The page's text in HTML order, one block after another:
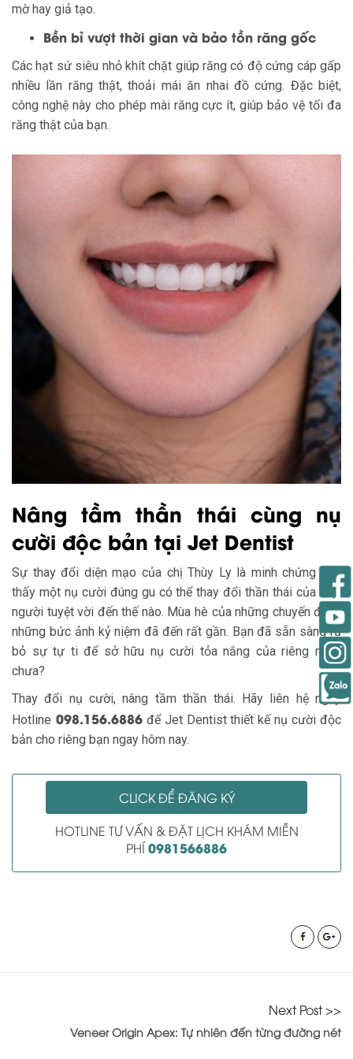
mờ hay giả tạo.
Bền bỉ vượt thời gian và bảo tồn răng gốc
Các hạt sứ siêu nhỏ khít chặt giúp răng có độ cứng cáp gấp
nhiều lần răng thật, thoải mái ăn nhai đồ cứng. Đặc biệt,
công nghệ này cho phép mài răng cực ít, giúp bảo vệ tối đa
răng thật của bạn.
Nâng tầm thần thái cùng nụ
cười độc bản tại Jet Dentist
Sự thay đổi diện mạo của chị Thùy Ly là minh chứng cho
thấy một nụ cười đúng gu có thể thay đổi thần thái của một
người tuyệt vời đến thế nào. Mùa hè của những chuyến đi và
những bức ảnh kỷ niệm đã đến rất gần. Bạn đã sẵn sàng rũ
bỏ sự tự ti để sở hữu nụ cười tỏa nắng của riêng mình
chưa?
Thay đổi nụ cười, nâng tầm thần thái. Hãy liên hệ ngay
Hotline 098.156.6886để Jet Dentist thiết kế nụ cười độc
bản cho riêng bạn ngay hôm nay.
CLICK ĐỂ ĐĂNG KÝ
HOTLINE TƯ VẤN & ĐẶT LỊCH KHÁM MIỄN
PHÍ0981566886
Next Post >>
Veneer Origin Apex: Tự nhiên đến từng đường nét